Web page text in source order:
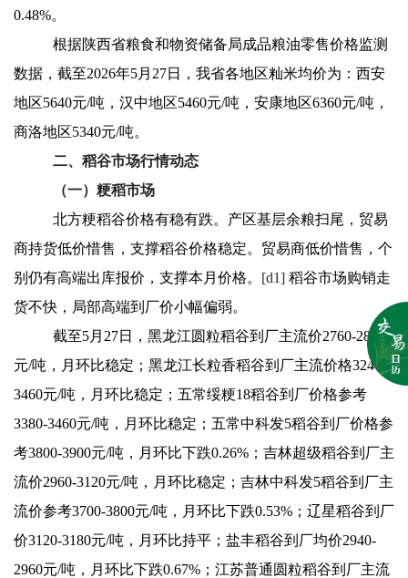
0.48%。
根据陕西省粮食和物资储备局成品粮油零售价格监测
数据，截至2026年5月27日，我省各地区籼米均价为：西安
地区5640元/吨，汉中地区5460元/吨，安康地区6360元/吨，
商洛地区5340元/吨。
二、稻谷市场行情动态
（一）粳稻市场
北方粳稻谷价格有稳有跌。产区基层余粮扫尾， 贸易
商持货低价惜售，支撑稻谷价格稳定。贸易商低价惜售，个
别仍有高端出库报价，支撑本月价格。 [d1] 稻谷市场购销走
货不快，局部高端到厂价小幅偏弱。
截至5月27日，黑龙江圆粒稻谷到厂主流价2760-2880
元/吨，月环比稳定；黑龙江长粒香稻谷到厂主流价格3240-
3460元/吨，月环比稳定；五常绥粳18稻谷到厂价格参考
3380-3460元/吨，月环比稳定；五常中科发5稻谷到厂价格参
考3800-3900元/吨，月环比下跌0.26%；吉林超级稻谷到厂主
流价2960-3120元/吨，月环比稳定；吉林中科发5稻谷到厂主
流价参考3700-3800元/吨，月环比下跌0.53%；辽星稻谷到厂
价3120-3180元/吨，月环比持平；盐丰稻谷到厂均价2940-
2960元/吨，月环比下跌0.67%；江苏普通圆粒稻谷到厂主流